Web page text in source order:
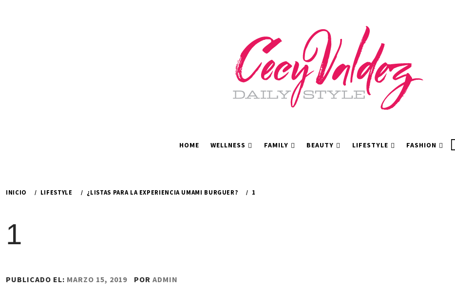
HOME WELLNESS FAMILY BEAUTY LIFESTYLE FASHION
INICIO LIFESTYLE ¿LISTAS PARA LA EXPERIENCIA UMAMI BURGUER? 1
1
PUBLICADO EL: MARZO 15, 2019 POR ADMIN